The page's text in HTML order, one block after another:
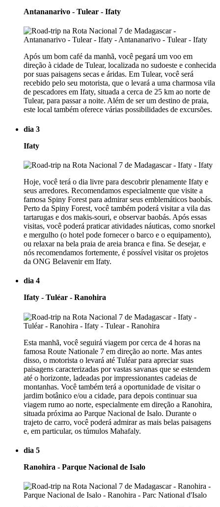
Antananarivo - Tulear - Ifaty
Após um bom café da manhã, você pegará um voo em
direção à cidade de Tulear, localizada no sudoeste e conhecida
por suas paisagens secas e áridas. Em Tulear, você será
recebido pelo seu motorista, que o levará a uma charmosa vila
de pescadores em Ifaty, situada a cerca de 25 km ao norte de
Tulear, para passar a noite. Além de ser um destino de praia,
este local também oferece várias possibilidades de excursões.
dia 3
Ifaty
Hoje, você terá o dia livre para descobrir plenamente Ifaty e
seus arredores. Recomendamos especialmente que visite a
famosa Spiny Forest para admirar seus emblemáticos baobás.
Perto da Spiny Forest, você também poderá visitar a vila das
tartarugas e dos makis-souri, e observar baobás. Após essas
visitas, você poderá praticar atividades náuticas, como snorkel
e mergulho (o hotel pode fornecer o barco e o equipamento),
ou relaxar na bela praia de areia branca e fina. Se desejar, e
nós recomendamos fortemente, é possível visitar os projetos
da ONG Belavenir em Ifaty.
dia 4
Ifaty - Tuléar - Ranohira
Esta manhã, você seguirá viagem por cerca de 4 horas na
famosa Route Nationale 7 em direção ao norte. Mas antes
disso, o motorista o levará até Tuléar para apreciar suas
paisagens caracterizadas por vastas savanas que se estendem
até o horizonte, ladeadas por impressionantes cadeias de
montanhas. Você também terá a oportunidade de visitar o
jardim botânico e/ou a cidade, para depois continuar sua
viagem rumo ao norte, especialmente em direção a Ranohira,
situada próxima ao Parque Nacional de Isalo. Durante o
trajeto de carro, você poderá admirar as mais belas paisagens
e, em particular, os túmulos Mahafaly.
dia 5
Ranohira - Parque Nacional de Isalo